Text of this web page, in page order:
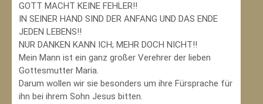
GOTT MACHT KEINE FEHLER!!
IN SEINER HAND SIND DER ANFANG UND DAS ENDE
JEDEN LEBENS!!
NUR DANKEN KANN ICH; MEHR DOCH NICHT!!
Mein Mann ist ein ganz großer Verehrer der lieben
Gottesmutter Maria.
Darum wollen wir sie besonders um ihre Fürsprache für
ihn bei ihrem Sohn Jesus bitten.